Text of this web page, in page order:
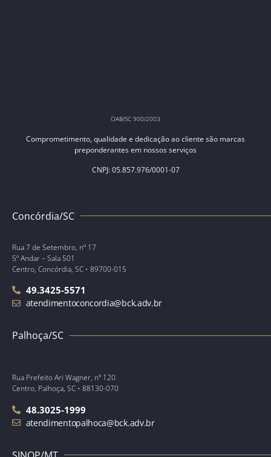
OAB/SC 900/2003
Comprometimento, qualidade e dedicação ao cliente são marcas
preponderantes em nossos serviços
CNPJ: 05.857.976/0001-07
Concórdia/SC
Rua 7 de Setembro, nº 17
5º Andar – Sala 501
Centro, Concórdia, SC • 89700-015
49.3425-5571
atendimentoconcordia@bck.adv.br
Palhoça/SC
Rua Prefeito Ari Wagner, nº 120
Centro, Palhoça, SC • 88130-070
48.3025-1999
atendimentopalhoca@bck.adv.br